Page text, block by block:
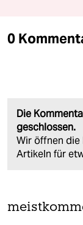
0
Die
geschlossen.
Wir öffnen
Artikeln für